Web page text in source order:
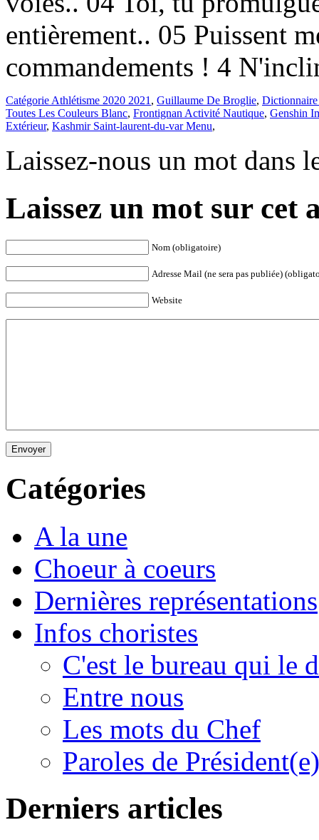
entièrement.. 05 Puissent
commandements ! 4
Catégorie Athlétisme 2020 2021 , Guillaume De Broglie,
Toutes Les Couleurs Blanc, Frontignan Activité Nautique, Genshin
Extérieur, Kashmir Saint-laurent-du-var Menu,
Laissez-nous un mot dans
Laissez un mot sur cet
Nom (obligatoire)
Adresse Mail (ne sera pas publiée)
Website
Envoyer
Catégories
A la une
Choeur à coeurs
Dernières représentations
Infos choristes
C'est le bureau qui le
Entre nous
Les mots du Chef
Paroles de Président(e)
Derniers articles